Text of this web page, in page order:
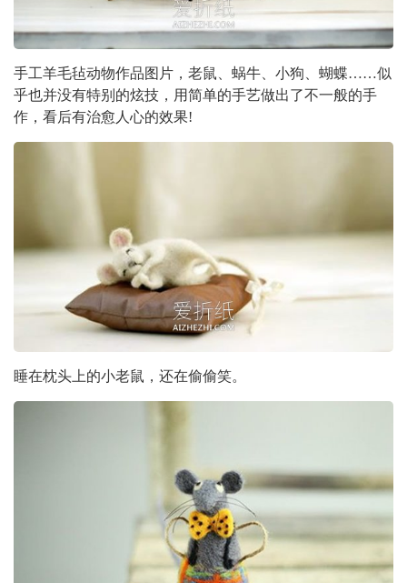
手工羊毛毡动物作品图片，老鼠、蜗牛、小狗、蝴蝶……似
乎也并没有特别的炫技，用简单的手艺做出了不一般的手
作，看后有治愈人心的效果!
睡在枕头上的小老鼠，还在偷偷笑。